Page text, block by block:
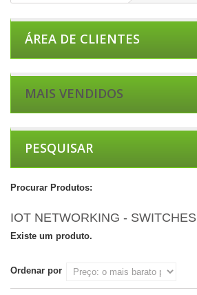
ÁREA DE CLIENTES
MAIS VENDIDOS
PESQUISAR
Procurar Produtos:
IOT NETWORKING - SWITCHES
Existe um produto.
Ordenar por